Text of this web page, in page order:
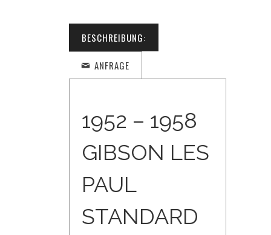
BESCHREIBUNG:
ANFRAGE
1952 – 1958
GIBSON LES
PAUL
STANDARD